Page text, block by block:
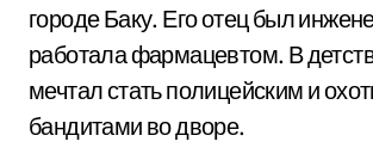
городе Баку. Его отец был
работала фармацевтом. В
мечтал стать полицейским и
бандитами во дворе.